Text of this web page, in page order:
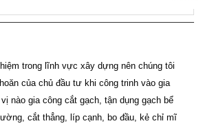
trong lĩnh vực xây dựng nên chúng tôi
của chủ đầu tư khi công trinh vào gia
nào gia công cắt gạch, tận dụng gạch bể
cắt thẳng, líp cạnh, bo đầu, kẻ chỉ mĩ